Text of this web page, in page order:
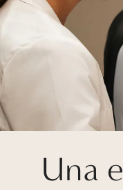
Una